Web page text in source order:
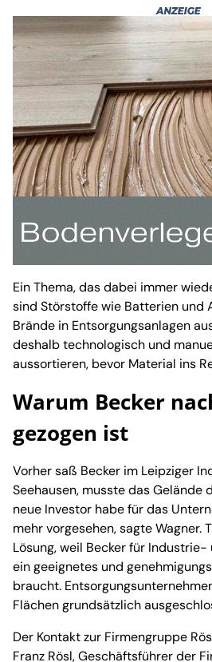
Ein Thema, das dabei immer
sind Störstoffe wie Batterien und
Brände in Entsorgungsanlagen
deshalb technologisch und
aussortieren, bevor Material ins
Warum Becker
gezogen ist
Vorher saß Becker im Leipziger
Seehausen, musste das Gelände
neue Investor habe für das
mehr vorgesehen, sagte Wagner.
Lösung, weil Becker für
ein geeignetes und
braucht.
Flächen grundsätzlich
Der Kontakt zur Firmengruppe
Franz Rösl, Geschäftsführer der